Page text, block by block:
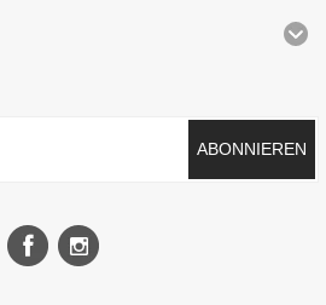
ABONNIEREN